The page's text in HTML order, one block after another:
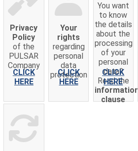
Privacy
Policy
of the
PULSAR
Company
CLICK
HERE
Your
rights
regarding
personal
data
protection
CLICK
HERE
You want
to know
the details
about the
processing
of your
personal
data?
Read the
information
clause
CLICK
HERE